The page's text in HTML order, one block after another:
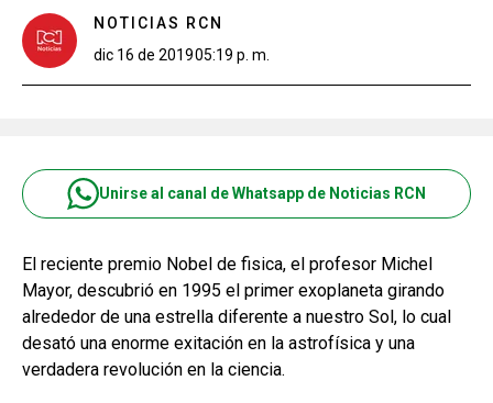
NOTICIAS RCN
dic 16 de 201905:19 p. m.
Unirse al canal de Whatsapp de Noticias RCN
El reciente premio Nobel de fisica, el profesor Michel
Mayor, descubrió en 1995 el primer exoplaneta girando
alrededor de una estrella diferente a nuestro Sol, lo cual
desató una enorme exitación en la astrofísica y una
verdadera revolución en la ciencia.